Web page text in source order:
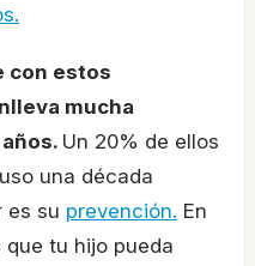
con estos
mucha
Un 20% de ellos
una década
es su prevención. En
tu hijo pueda